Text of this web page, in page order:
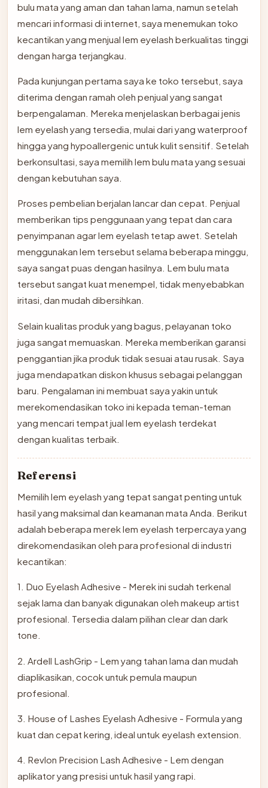
bulu mata yang aman dan tahan lama, namun setelah
mencari informasi di internet, saya menemukan toko
kecantikan yang menjual lem eyelash berkualitas tinggi
dengan harga terjangkau.
Pada kunjungan pertama saya ke toko tersebut, saya
diterima dengan ramah oleh penjual yang sangat
berpengalaman. Mereka menjelaskan berbagai jenis
lem eyelash yang tersedia, mulai dari yang waterproof
hingga yang hypoallergenic untuk kulit sensitif. Setelah
berkonsultasi, saya memilih lem bulu mata yang sesuai
dengan kebutuhan saya.
Proses pembelian berjalan lancar dan cepat. Penjual
memberikan tips penggunaan yang tepat dan cara
penyimpanan agar lem eyelash tetap awet. Setelah
menggunakan lem tersebut selama beberapa minggu,
saya sangat puas dengan hasilnya. Lem bulu mata
tersebut sangat kuat menempel, tidak menyebabkan
iritasi, dan mudah dibersihkan.
Selain kualitas produk yang bagus, pelayanan toko
juga sangat memuaskan. Mereka memberikan garansi
penggantian jika produk tidak sesuai atau rusak. Saya
juga mendapatkan diskon khusus sebagai pelanggan
baru. Pengalaman ini membuat saya yakin untuk
merekomendasikan toko ini kepada teman-teman
yang mencari tempat jual lem eyelash terdekat
dengan kualitas terbaik.
Referensi
Memilih lem eyelash yang tepat sangat penting untuk
hasil yang maksimal dan keamanan mata Anda. Berikut
adalah beberapa merek lem eyelash terpercaya yang
direkomendasikan oleh para profesional di industri
kecantikan:
1. Duo Eyelash Adhesive - Merek ini sudah terkenal
sejak lama dan banyak digunakan oleh makeup artist
profesional. Tersedia dalam pilihan clear dan dark
tone.
2. Ardell LashGrip - Lem yang tahan lama dan mudah
diaplikasikan, cocok untuk pemula maupun
profesional.
3. House of Lashes Eyelash Adhesive - Formula yang
kuat dan cepat kering, ideal untuk eyelash extension.
4. Revlon Precision Lash Adhesive - Lem dengan
aplikator yang presisi untuk hasil yang rapi.